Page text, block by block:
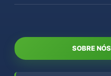
SOBRE NÓS